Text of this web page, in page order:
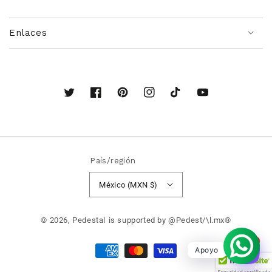
Enlaces
TwitterFacebookPinterestInstagramTikTok YouTube
País/región
México (MXN $)
© 2026, Pedestal is supported by @Pedest/\l.mx®
Formas
de
Apoyo